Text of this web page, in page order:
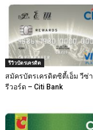
รีวิวบัตรเครดิต
สมัครบัตรเครดิตซิตี้เอ็ม วีซ่า
รีวอร์ด – Citi Bank